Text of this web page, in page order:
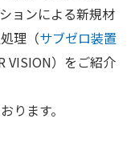
ョンによる新規材
理（サブゼロ装置
VISION）をご紹介
ります。